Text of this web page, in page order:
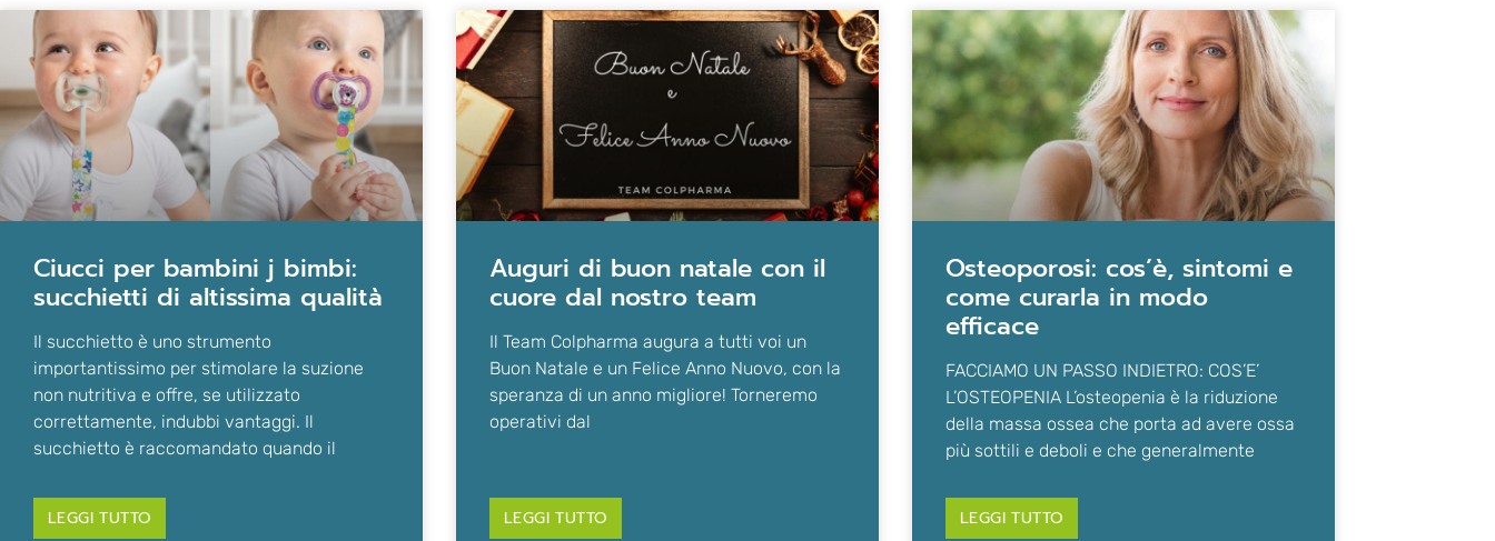
ciucci per bambini j bimbi:
succhietti di altissima qualità
Il succhietto è uno strumento
importantissimo per stimolare la suzione
non nutritiva e offre, se utilizzato
correttamente, indubbi vantaggi. Il
succhietto è raccomandato quando il
LEGGI TUTTO
auguri di buon natale con il
cuore dal nostro team
Il Team Colpharma augura a tutti voi un
Buon Natale e un Felice Anno Nuovo, con la
speranza di un anno migliore! Torneremo
operativi dal
LEGGI TUTTO
osteoporosi: cos’è, sintomi e
come curarla in modo
efficace
FACCIAMO UN PASSO INDIETRO: COS’E’
L’OSTEOPENIA L’osteopenia è la riduzione
della massa ossea che porta ad avere ossa
più sottili e deboli e che generalmente
LEGGI TUTTO